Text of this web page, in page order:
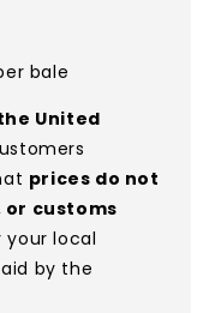
bale
United
prices do not
or customs
your local
by the